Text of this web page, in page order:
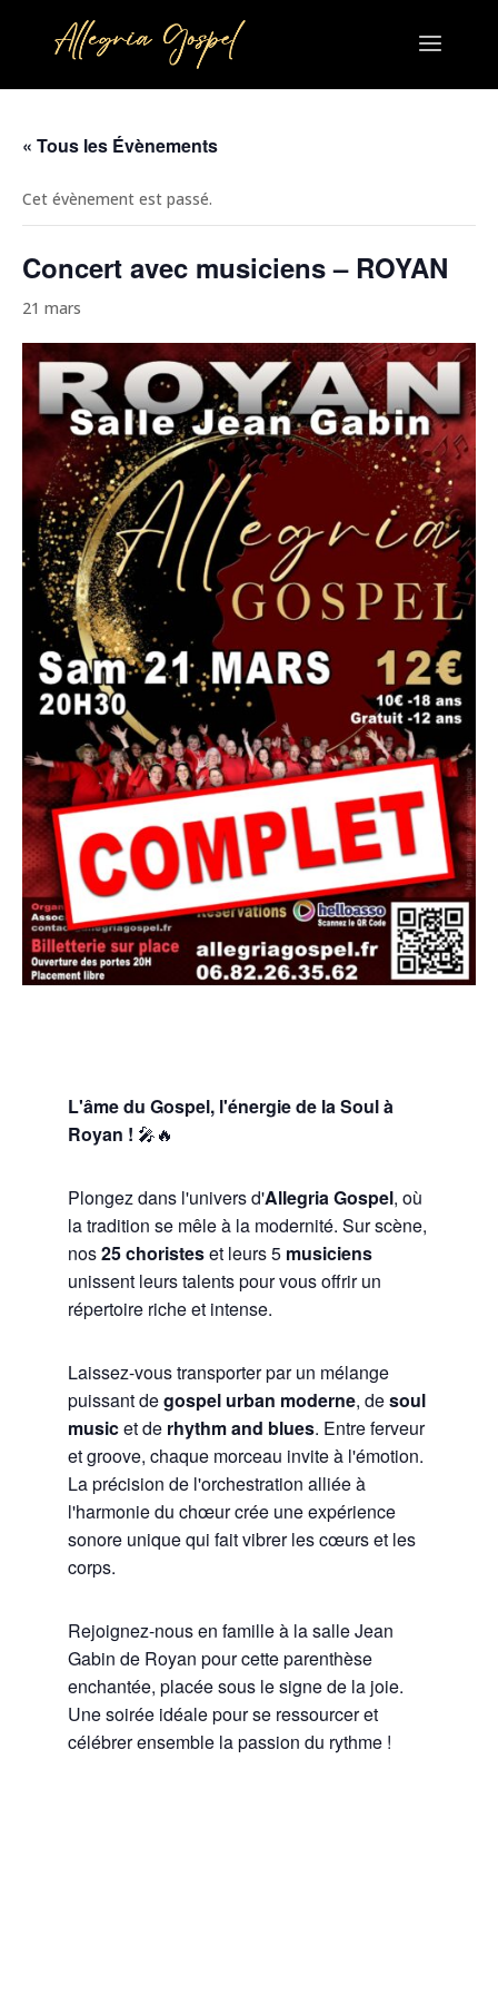
« Tous les Évènements
Cet évènement est passé.
Concert avec musiciens – ROYAN
21 mars
L'âme du Gospel, l'énergie de la Soul à
Royan ! 🎤🔥
Plongez dans l'univers d'Allegria Gospel, où
la tradition se mêle à la modernité. Sur scène,
nos25 choristeset leurs 5 musiciens
unissent leurs talents pour vous offrir un
répertoire riche et intense.
Laissez-vous transporter par un mélange
puissant degospel urban moderne, desoul
musicet de rhythm and blues. Entre ferveur
et groove, chaque morceau invite à l'émotion.
La précision de l'orchestration alliée à
l'harmonie du chœur crée une expérience
sonore unique qui fait vibrer les cœurs et les
corps.
Rejoignez-nous en famille à la salle Jean
Gabin de Royan pour cette parenthèse
enchantée, placée sous le signe de la joie.
Une soirée idéale pour se ressourcer et
célébrer ensemble la passion du rythme !